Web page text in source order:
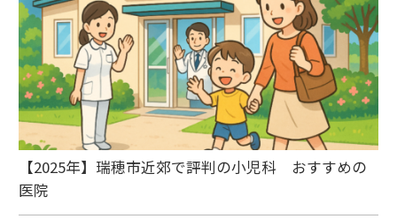
【2025年】瑞穂市近郊で評判の小児科 おすすめの
医院